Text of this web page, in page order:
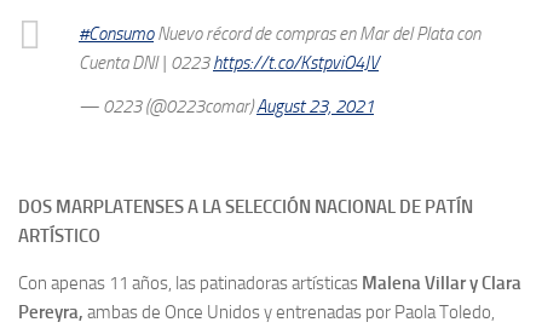
#ConsumoNuevo récord de compras en Mar del Plata con
Cuenta DNI | 0223https://t.co/KstpviO4JV
— 0223 (@0223comar)August 23, 2021
DOS MARPLATENSES A LA SELECCIÓN NACIONAL DE PATÍN
ARTÍSTICO
Con apenas 11 años, las patinadoras artísticas Malena Villar y Clara
Pereyra, ambas de Once Unidos y entrenadas por Paola Toledo,